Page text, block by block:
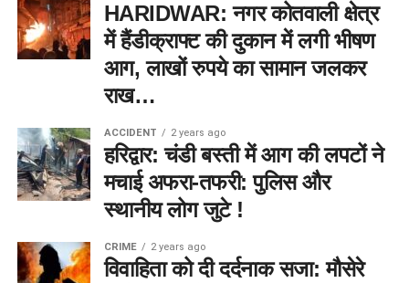
HARIDWAR: नगर कोतवाली क्षेत्र
में हैंडीक्राफ्ट की दुकान में लगी भीषण
आग, लाखों रुपये का सामान जलकर
राख…
ACCIDENT 2 years ago
हरिद्वार: चंडी बस्ती में आग की लपटों ने
मचाई अफरा-तफरी: पुलिस और
स्थानीय लोग जुटे !
CRIME 2 years ago
विवाहिता को दी दर्दनाक सजा: मौसेरे